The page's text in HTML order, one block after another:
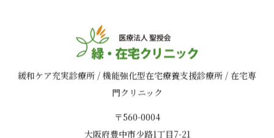
緩和ケア充実診療所 / 機能強化型在宅療養支援診療所 / 在宅専
門クリニック
〒560-0004
大阪府豊中市少路1丁目7-21